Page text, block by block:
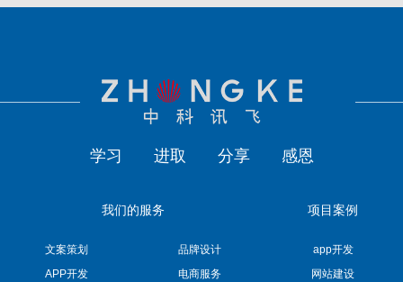
学习 进取 分享 感恩
我们的服务
文案策划
品牌设计
APP开发
电商服务
项目案例
app开发
网站建设